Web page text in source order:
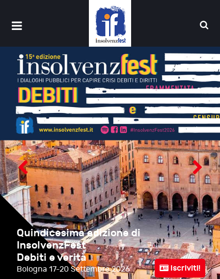
Iscriviti!
Quindicesima edizione di
InsolvenzFest
Debiti e verità
Bologna 17-20 Settembre 2026